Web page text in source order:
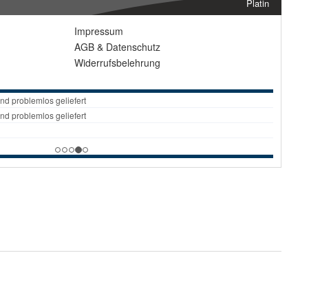
Platin
Impressum
AGB & Datenschutz
Widerrufsbelehrung